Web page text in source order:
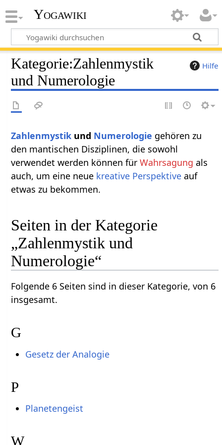
Yogawiki
Hilfe
Kategorie:Zahlenmystik
und Numerologie
Zahlenmystik und Numerologie gehören zu
den mantischen Disziplinen, die sowohl
verwendet werden können fürWahrsagung als
auch, um eine neue kreative Perspektive auf
etwas zu bekommen.
Seiten in der Kategorie
„Zahlenmystik und
Numerologie“
Folgende 6 Seiten sind in dieser Kategorie, von 6
insgesamt.
G
Gesetz der Analogie
P
Planetengeist
W